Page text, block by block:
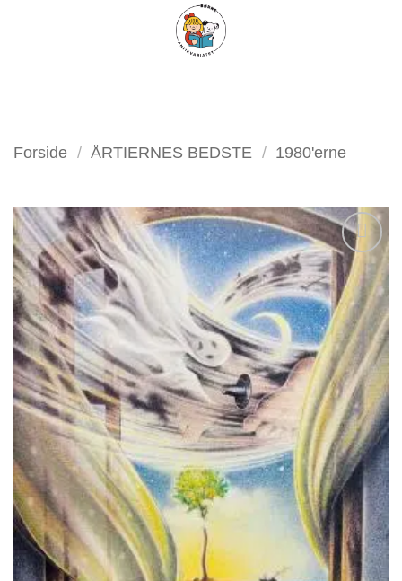
FILTER
Forside / ÅRTIERNES BEDSTE / 1980'erne
Tilføj
som
favorit